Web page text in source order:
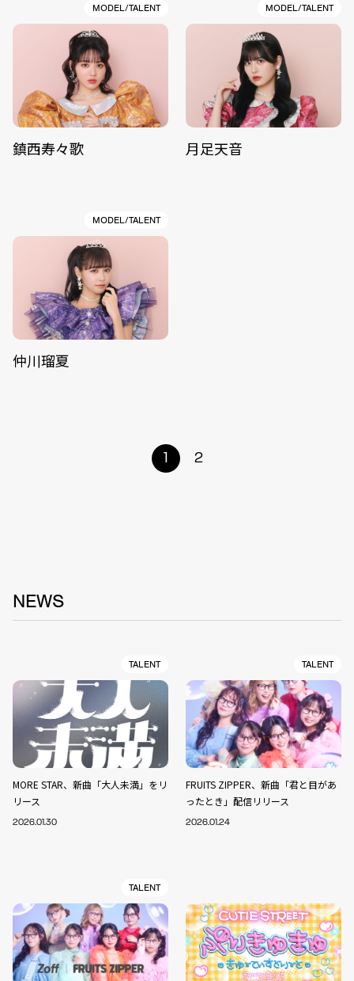
MODEL/TALENT
鎮西寿々歌
MODEL/TALENT
月足天音
MODEL/TALENT
仲川瑠夏
1 2
NEWS
TALENT
MORE STAR、新曲「大人未満」をリ
リース
2026.01.30
TALENT
FRUITS ZIPPER、新曲「君と目があ
ったとき」配信リリース
2026.01.24
TALENT